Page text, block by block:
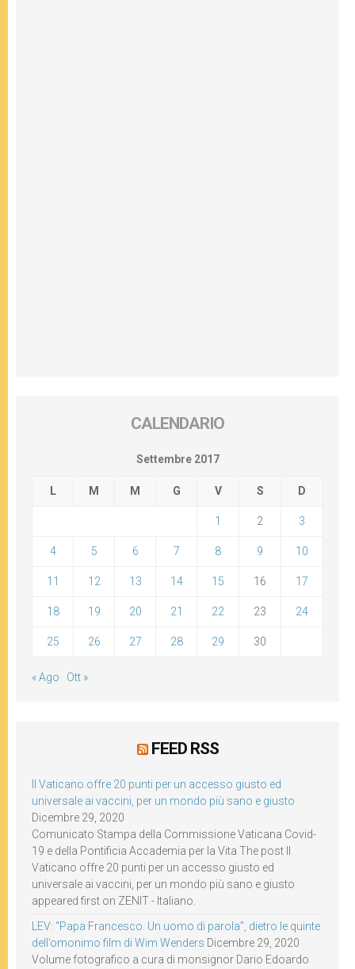
CALENDARIO
Settembre 2017
L M M G V S D
1 2 3
4 5 6 7 8 9 10
11 12 13 14 15 16 17
18 19 20 21 22 23 24
25 26 27 28 29 30
« Ago Ott »
FEED RSS
Il Vaticano offre 20 punti per un accesso giusto ed
universale ai vaccini, per un mondo più sano e giusto
Dicembre 29, 2020
Comunicato Stampa della Commissione Vaticana Covid-
19 e della Pontificia Accademia per la Vita The post Il
Vaticano offre 20 punti per un accesso giusto ed
universale ai vaccini, per un mondo più sano e giusto
appeared first on ZENIT - Italiano.
LEV: “Papa Francesco. Un uomo di parola”, dietro le quinte
dell’omonimo film di Wim Wenders Dicembre 29, 2020
Volume fotografico a cura di monsignor Dario Edoardo